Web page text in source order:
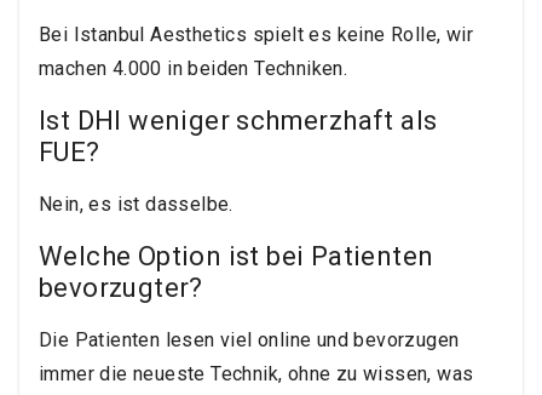
Bei Istanbul Aesthetics spielt es keine Rolle, wir
machen 4.000 in beiden Techniken.
Ist DHI weniger schmerzhaft als
FUE?
Nein, es ist dasselbe.
Welche Option ist bei Patienten
bevorzugter?
Die Patienten lesen viel online und bevorzugen
immer die neueste Technik, ohne zu wissen, was